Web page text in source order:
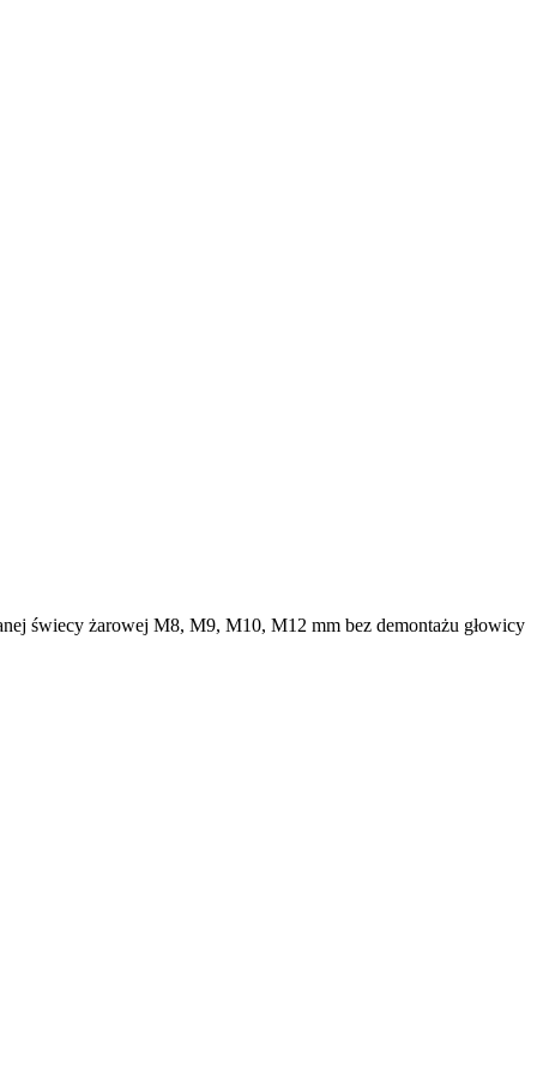
świecy żarowej M8, M9, M10, M12 mm bez demontażu głowicy